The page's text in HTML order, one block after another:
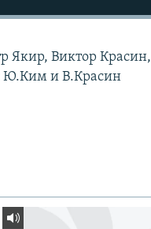
Якир, Виктор Красин,
Ю.Ким и В.Красин